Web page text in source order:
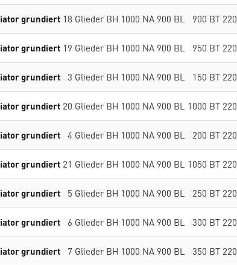
grundiert18 Glieder BH 1000 NA 900 BL 900 BT 220
grundiert19 Glieder BH 1000 NA 900 BL 950 BT 220
grundiert3 Glieder BH 1000 NA 900 BL 150 BT 220
grundiert20 Glieder BH 1000 NA 900 BL 1000 BT 220
grundiert4 Glieder BH 1000 NA 900 BL 200 BT 220
grundiert21 Glieder BH 1000 NA 900 BL 1050 BT 220
grundiert5 Glieder BH 1000 NA 900 BL 250 BT 220
grundiert6 Glieder BH 1000 NA 900 BL 300 BT 220
grundiert7 Glieder BH 1000 NA 900 BL 350 BT 220